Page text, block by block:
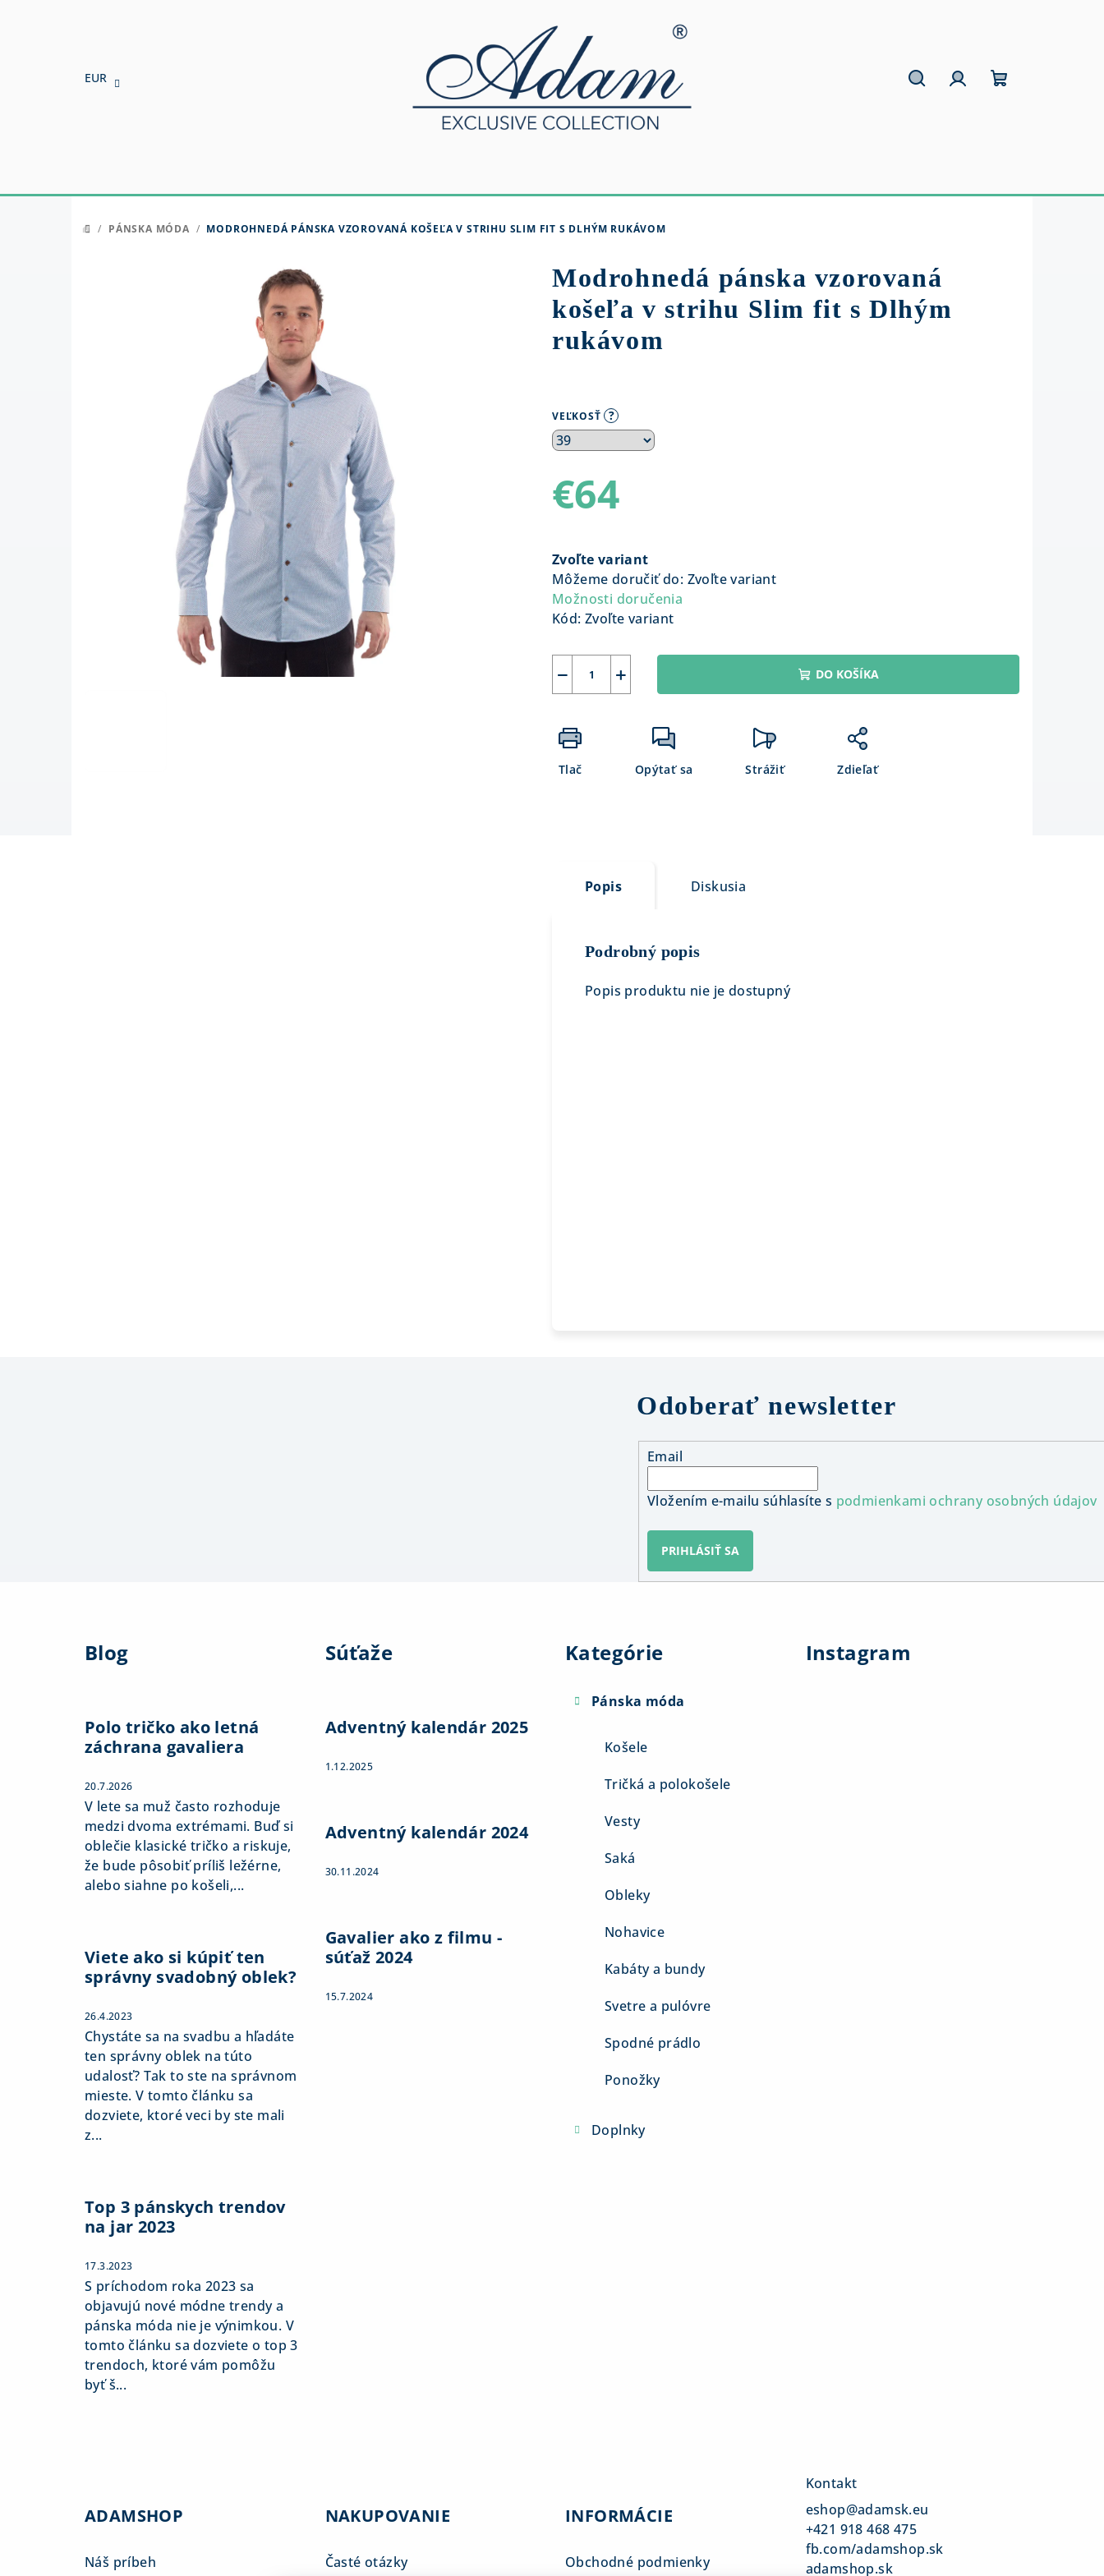
EUR
DOMOV
/ PÁNSKA MÓDA / MODROHNEDÁ PÁNSKA VZOROVANÁ KOŠEĽA V STRIHU SLIM FIT S DLHÝM RUKÁVOM
Modrohnedá pánska vzorovaná
košeľa v strihu Slim fit s Dlhým
rukávom
VEĽKOSŤ ?
€64
cena:
Zvoľte variant
Môžeme doručiť do: Zvoľte variant
Možnosti doručenia
Kód: Zvoľte variant
+
− DO KOŠÍKA
Tlač Opýtať sa Strážiť Zdieľať
Popis Diskusia
Podrobný popis
Popis produktu nie je dostupný
Odoberať newsletter
Email
Vložením e-mailu súhlasíte s podmienkami ochrany osobných údajov
PRIHLÁSIŤ SA
Blog
Polo tričko ako letná
záchrana gavaliera
20.7.2026
V lete sa muž často rozhoduje
medzi dvoma extrémami. Buď si
oblečie klasické tričko a riskuje,
že bude pôsobiť príliš ležérne,
alebo siahne po košeli,...
Viete ako si kúpiť ten
správny svadobný oblek?
26.4.2023
Chystáte sa na svadbu a hľadáte
ten správny oblek na túto
udalosť? Tak to ste na správnom
mieste. V tomto článku sa
dozviete, ktoré veci by ste mali
z...
Top 3 pánskych trendov
na jar 2023
17.3.2023
S príchodom roka 2023 sa
objavujú nové módne trendy a
pánska móda nie je výnimkou. V
tomto článku sa dozviete o top 3
trendoch, ktoré vám pomôžu
byť š...
Súťaže
Adventný kalendár 2025
1.12.2025
Adventný kalendár 2024
30.11.2024
Gavalier ako z filmu -
súťaž 2024
15.7.2024
Kategórie
Pánska móda
Košele
Tričká a polokošele
Vesty
Saká
Obleky
Nohavice
Kabáty a bundy
Svetre a pulóvre
Spodné prádlo
Ponožky
Doplnky
Instagram
ADAMSHOP
Náš príbeh
NAKUPOVANIE
Časté otázky
INFORMÁCIE
Obchodné podmienky
Kontakt
eshop@adamsk.eu
+421 918 468 475
fb.com/adamshop.sk
adamshop.sk